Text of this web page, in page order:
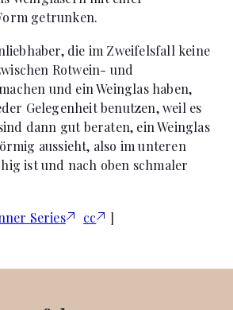
getrunken.
die im Zweifelsfall keine
Rotwein- und
und ein Weinglas haben,
Gelegenheit benutzen, weil es
dann gut beraten, ein Weinglas
aussieht, also im unteren
ist und nach oben schmaler
Series cc ]